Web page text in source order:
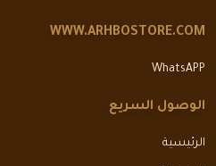
WWW.ARHBOSTORE.COM
WhatsAPP
الوصول السريع
الرئيسية